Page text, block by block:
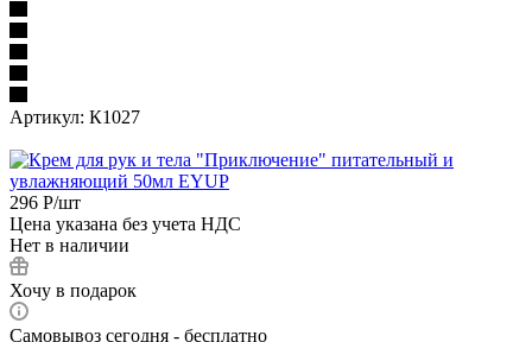
Артикул: К1027
296 Р/шт
Цена указана без учета НДС
Нет в наличии
Хочу в подарок
Самовывоз сегодня - бесплатно